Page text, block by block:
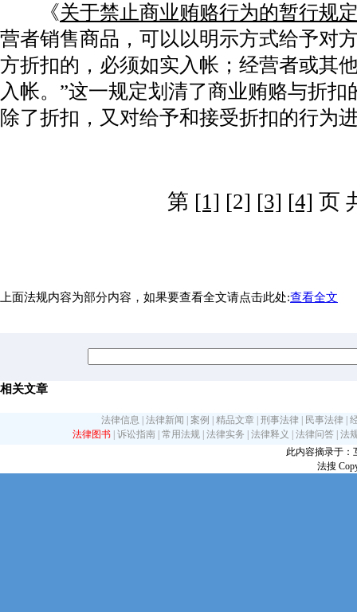
《关于禁止商业贿赂行为的暂行规
营者销售商品，可以以明示方式给予对
方折扣的，必须如实入帐；经营者或其
入帐。”这一规定划清了商业贿赂与折
除了折扣，又对给予和接受折扣的行为
第 [1] [2] [3] [4] 页
上面法规内容为部分内容，如果要查看全文请点击此处:查看全文
相关文章
法律信息 法律新闻 案例 精品文章 刑事法律 民事法律
法律图书 诉讼指南 常用法规 法律实务 法律释义 法律问答
法
此内容摘录于：
法搜